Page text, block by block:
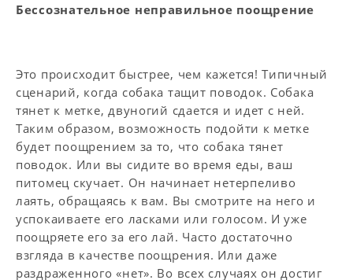
Бессознательное неправильное поощрение
Это происходит быстрее, чем кажется! Типичный
сценарий, когда собака тащит поводок. Собака
тянет к метке, двуногий сдается и идет с ней.
Таким образом, возможность подойти к метке
будет поощрением за то, что собака тянет
поводок. Или вы сидите во время еды, ваш
питомец скучает. Он начинает нетерпеливо
лаять, обращаясь к вам. Вы смотрите на него и
успокаиваете его ласками или голосом. И уже
поощряете его за его лай. Часто достаточно
взгляда в качестве поощрения. Или даже
раздраженного «нет». Во всех случаях он достиг